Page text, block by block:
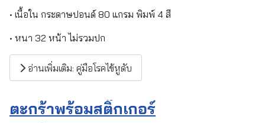
• เนื้อใน กระดาษปอนด์ 80 แกรม พิมพ์ 4 สี
• หนา 32 หน้า ไม่รวมปก
อ่านเพิ่มเติม: คู่มือโรคไข้หูดับ
ตะกร้าพร้อมสติ๊กเกอร์